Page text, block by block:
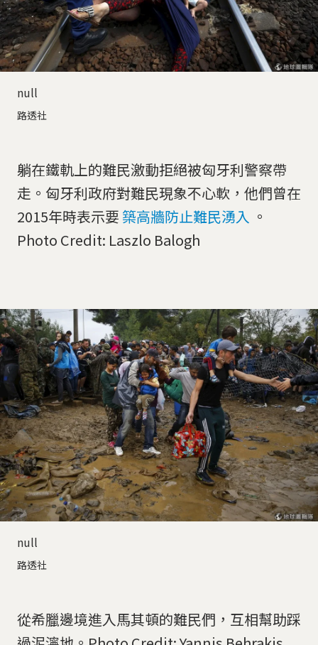
null
路透社
躺在鐵軌上的難民激動拒絕被匈牙利警察帶
走。匈牙利政府對難民現象不心軟，他們曾在
2015年時表示要 築高牆防止難民湧入 。
Photo Credit: Laszlo Balogh
null
路透社
從希臘邊境進入馬其頓的難民們，互相幫助踩